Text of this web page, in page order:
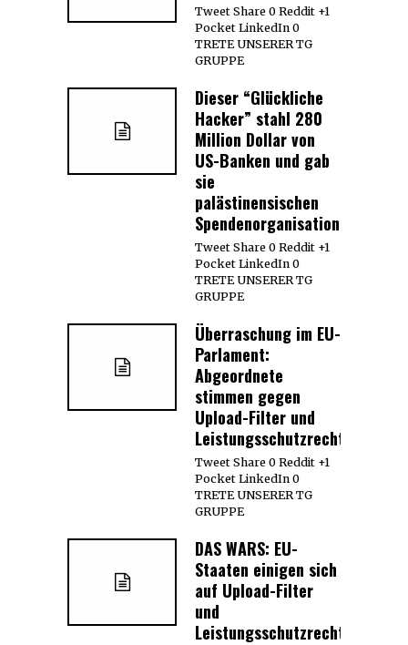
Tweet Share 0 Reddit +1
Pocket LinkedIn 0
TRETE UNSERER TG
GRUPPE
Dieser “Glückliche
Hacker” stahl 280
Million Dollar von
US-Banken und gab
sie
palästinensischen
Spendenorganisationen
Tweet Share 0 Reddit +1
Pocket LinkedIn 0
TRETE UNSERER TG
GRUPPE
Überraschung im EU-
Parlament:
Abgeordnete
stimmen gegen
Upload-Filter und
Leistungsschutzrecht
Tweet Share 0 Reddit +1
Pocket LinkedIn 0
TRETE UNSERER TG
GRUPPE
DAS WARS: EU-
Staaten einigen sich
auf Upload-Filter
und
Leistungsschutzrecht